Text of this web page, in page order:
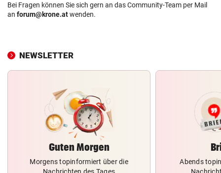
Bei Fragen können Sie sich gern an das Community-Team per Mail
an forum@krone.atwenden.
NEWSLETTER
Guten Morgen
Morgens topinformiert über die
Nachrichten des Tages
Abends